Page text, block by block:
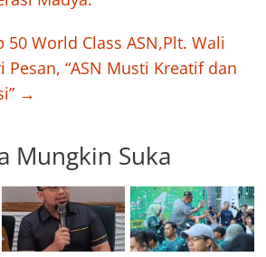
50 World Class ASN,Plt. Wali
Pesan, “ASN Musti Kreatif dan
→
Mungkin Suka